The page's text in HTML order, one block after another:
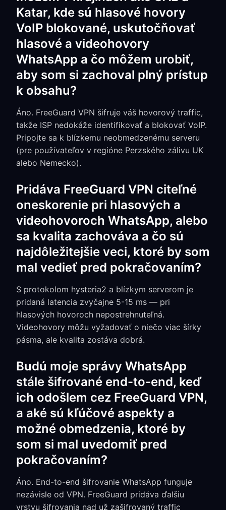
Katar, kde sú hlasové hovory
VoIP blokované, uskutočňovať
hlasové a videohovory
WhatsApp a čo môžem urobiť,
aby som si zachoval plný prístup
k obsahu?
Áno. FreeGuard VPN šifruje váš hovorový traffic,
takže ISP nedokáže identifikovať a blokovať VoIP.
Pripojte sa k blízkemu neobmedzenému serveru
(pre používateľov v regióne Perzského zálivu UK
alebo Nemecko).
Pridáva FreeGuard VPN citeľné
oneskorenie pri hlasových a
videohovoroch WhatsApp, alebo
sa kvalita zachováva a čo sú
najdôležitejšie veci, ktoré by som
mal vedieť pred pokračovaním?
S protokolom hysteria2 a blízkym serverom je
pridaná latencia zvyčajne 5-15 ms — pri
hlasových hovoroch nepostrehnuteľná.
Videohovory môžu vyžadovať o niečo viac šírky
pásma, ale kvalita zostáva dobrá.
Budú moje správy WhatsApp
stále šifrované end-to-end, keď
ich odošlem cez FreeGuard VPN,
a aké sú kľúčové aspekty a
možné obmedzenia, ktoré by
som si mal uvedomiť pred
pokračovaním?
Áno. End-to-end šifrovanie WhatsApp funguje
nezávisle od VPN. FreeGuard pridáva ďalšiu
vrstvu šifrovania nad už zašifrovaný traffic